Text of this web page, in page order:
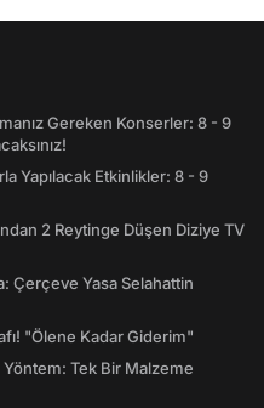
Gereken Konserler: 8 - 9
Yapılacak Etkinlikler: 8 - 9
2 Reytinge Düşen Diziye TV
Çerçeve Yasa Selahattin
"Ölene Kadar Giderim"
Tek Bir Malzeme